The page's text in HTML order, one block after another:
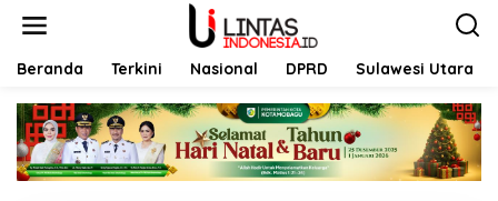
Beranda Terkini Nasional DPRD Sulawesi Utara